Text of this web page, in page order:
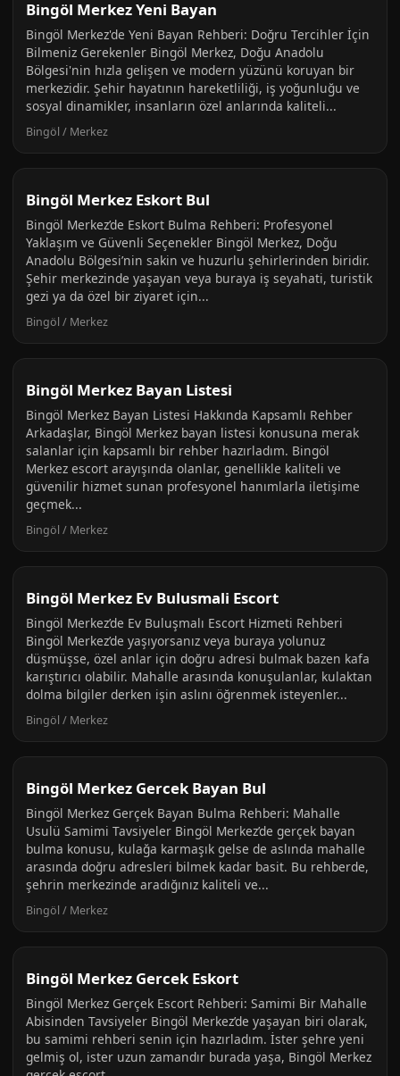
Bingöl Merkez Yeni Bayan
Bingöl Merkez'de Yeni Bayan Rehberi: Doğru Tercihler İçin
Bilmeniz Gerekenler Bingöl Merkez, Doğu Anadolu
Bölgesi'nin hızla gelişen ve modern yüzünü koruyan bir
merkezidir. Şehir hayatının hareketliliği, iş yoğunluğu ve
sosyal dinamikler, insanların özel anlarında kaliteli...
Bingöl / Merkez
Bingöl Merkez Eskort Bul
Bingöl Merkez’de Eskort Bulma Rehberi: Profesyonel
Yaklaşım ve Güvenli Seçenekler Bingöl Merkez, Doğu
Anadolu Bölgesi’nin sakin ve huzurlu şehirlerinden biridir.
Şehir merkezinde yaşayan veya buraya iş seyahati, turistik
gezi ya da özel bir ziyaret için...
Bingöl / Merkez
Bingöl Merkez Bayan Listesi
Bingöl Merkez Bayan Listesi Hakkında Kapsamlı Rehber
Arkadaşlar, Bingöl Merkez bayan listesi konusuna merak
salanlar için kapsamlı bir rehber hazırladım. Bingöl
Merkez escort arayışında olanlar, genellikle kaliteli ve
güvenilir hizmet sunan profesyonel hanımlarla iletişime
geçmek...
Bingöl / Merkez
Bingöl Merkez Ev Bulusmali Escort
Bingöl Merkez’de Ev Buluşmalı Escort Hizmeti Rehberi
Bingöl Merkez’de yaşıyorsanız veya buraya yolunuz
düşmüşse, özel anlar için doğru adresi bulmak bazen kafa
karıştırıcı olabilir. Mahalle arasında konuşulanlar, kulaktan
dolma bilgiler derken işin aslını öğrenmek isteyenler...
Bingöl / Merkez
Bingöl Merkez Gercek Bayan Bul
Bingöl Merkez Gerçek Bayan Bulma Rehberi: Mahalle
Usulü Samimi Tavsiyeler Bingöl Merkez’de gerçek bayan
bulma konusu, kulağa karmaşık gelse de aslında mahalle
arasında doğru adresleri bilmek kadar basit. Bu rehberde,
şehrin merkezinde aradığınız kaliteli ve...
Bingöl / Merkez
Bingöl Merkez Gercek Eskort
Bingöl Merkez Gerçek Escort Rehberi: Samimi Bir Mahalle
Abisinden Tavsiyeler Bingöl Merkez’de yaşayan biri olarak,
bu samimi rehberi senin için hazırladım. İster şehre yeni
gelmiş ol, ister uzun zamandır burada yaşa, Bingöl Merkez